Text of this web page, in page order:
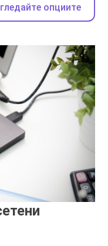
опциите